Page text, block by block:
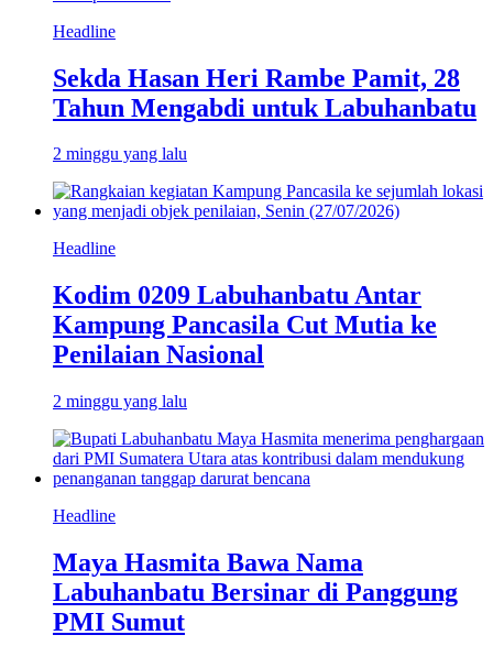
Headline
Sekda Hasan Heri Rambe Pamit, 28
Tahun Mengabdi untuk Labuhanbatu
2 minggu yang lalu
Headline
Kodim 0209 Labuhanbatu Antar
Kampung Pancasila Cut Mutia ke
Penilaian Nasional
2 minggu yang lalu
Headline
Maya Hasmita Bawa Nama
Labuhanbatu Bersinar di Panggung
PMI Sumut